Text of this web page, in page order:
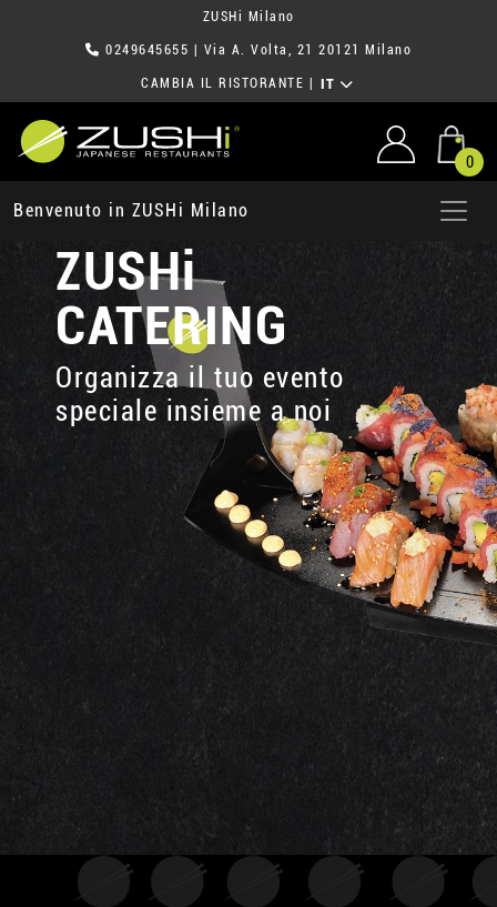
ZUSHi Milano
0249645655 | Via A. Volta, 21 20121 Milano
CAMBIA IL RISTORANTE IT
0
Benvenuto in ZUSHi Milano
ZUSHi
CATERING
Organizza il tuo evento
speciale insieme a noi